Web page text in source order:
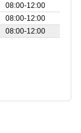
08:00‑12:00
08:00‑12:00
08:00‑12:00